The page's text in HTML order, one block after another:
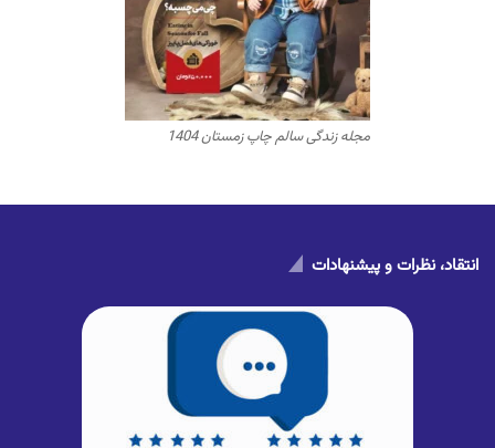
مجله زندگی سالم چاپ زمستان 1404
انتقاد، نظرات و پیشنهادات